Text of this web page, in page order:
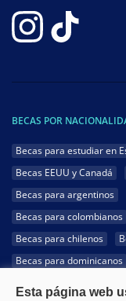
BECAS POR
Becas para estudiar en
Becas EEUU y Canadá
Becas para argentinos
Becas para colombianos
Becas para chilenos
Becas para dominicanos